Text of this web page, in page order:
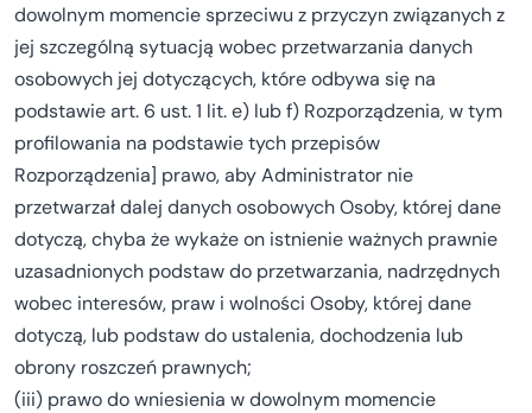
dowolnym momencie sprzeciwu z przyczyn związanych z
jej szczególną sytuacją wobec przetwarzania danych
osobowych jej dotyczących, które odbywa się na
podstawie art. 6 ust. 1 lit. e) lub f) Rozporządzenia, w tym
profilowania na podstawie tych przepisów
Rozporządzenia] prawo, aby Administrator nie
przetwarzał dalej danych osobowych Osoby, której dane
dotyczą, chyba że wykaże on istnienie ważnych prawnie
uzasadnionych podstaw do przetwarzania, nadrzędnych
wobec interesów, praw i wolności Osoby, której dane
dotyczą, lub podstaw do ustalenia, dochodzenia lub
obrony roszczeń prawnych;
(iii) prawo do wniesienia w dowolnym momencie